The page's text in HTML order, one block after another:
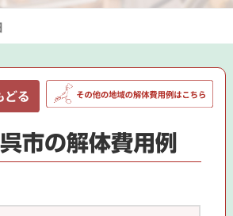
市の解体費用例